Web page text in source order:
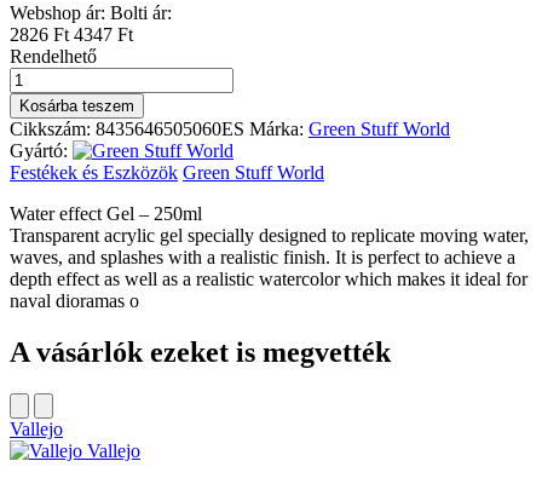
Webshop ár: Bolti ár:
2826 Ft 4347 Ft
Rendelhető
Water
effect
Gel
-
Turquoise
250ml
mennyiség
Kosárba teszem
Cikkszám: 8435646505060ES Márka: Green Stuff World
Gyártó:
Festékek és Eszközök Green Stuff World
Water effect Gel – 250ml
Transparent acrylic gel specially designed to replicate moving water,
waves, and splashes with a realistic finish. It is perfect to achieve a
depth effect as well as a realistic watercolor which makes it ideal for
naval dioramas o
A vásárlók ezeket is megvették
Vallejo
Vallejo